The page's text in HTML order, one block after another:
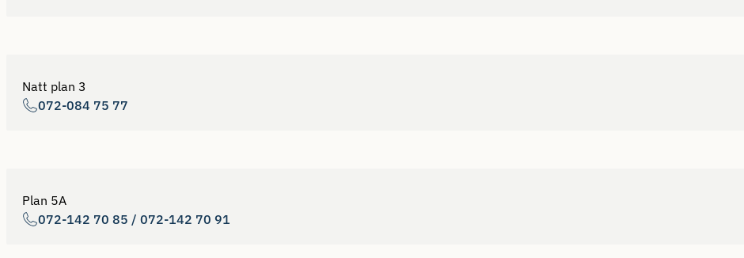
Natt plan 3
072-084 75 77
Plan 5A
072-142 70 85 / 072-142 70 91